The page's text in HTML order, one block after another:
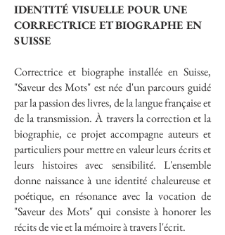
IDENTITÉ VISUELLE POUR UNE
CORRECTRICE ET BIOGRAPHE EN
SUISSE
Correctrice et biographe installée en Suisse,
"Saveur des Mots" est née d'un parcours guidé
par la passion des livres, de la langue française et
de la transmission.À travers la correction et la
biographie, ce projet accompagne auteurs et
particuliers pour mettre en valeur leurs écrits et
leurs histoires avec sensibilité. L'ensemble
donne naissance à une identité chaleureuse et
poétique, en résonance avec la vocation de
"Saveur des Mots" qui consiste à honorer les
récits de vie et la mémoire à travers l'écrit.